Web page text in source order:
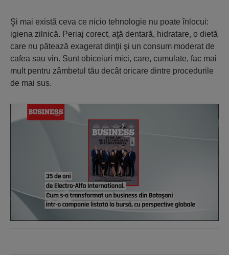
Şi mai există ceva ce nicio tehnologie nu poate înlocui:
igiena zilnică. Periaj corect, aţă dentară, hidratare, o dietă
care nu pătează exagerat dinţii şi un consum moderat de
cafea sau vin. Sunt obiceiuri mici, care, cumulate, fac mai
mult pentru zâmbetul tău decât oricare dintre procedurile
de mai sus.